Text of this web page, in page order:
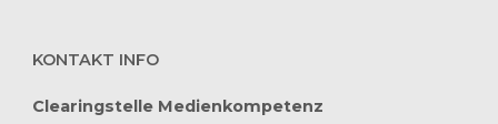
KONTAKT INFO
Clearingstelle Medienkompetenz